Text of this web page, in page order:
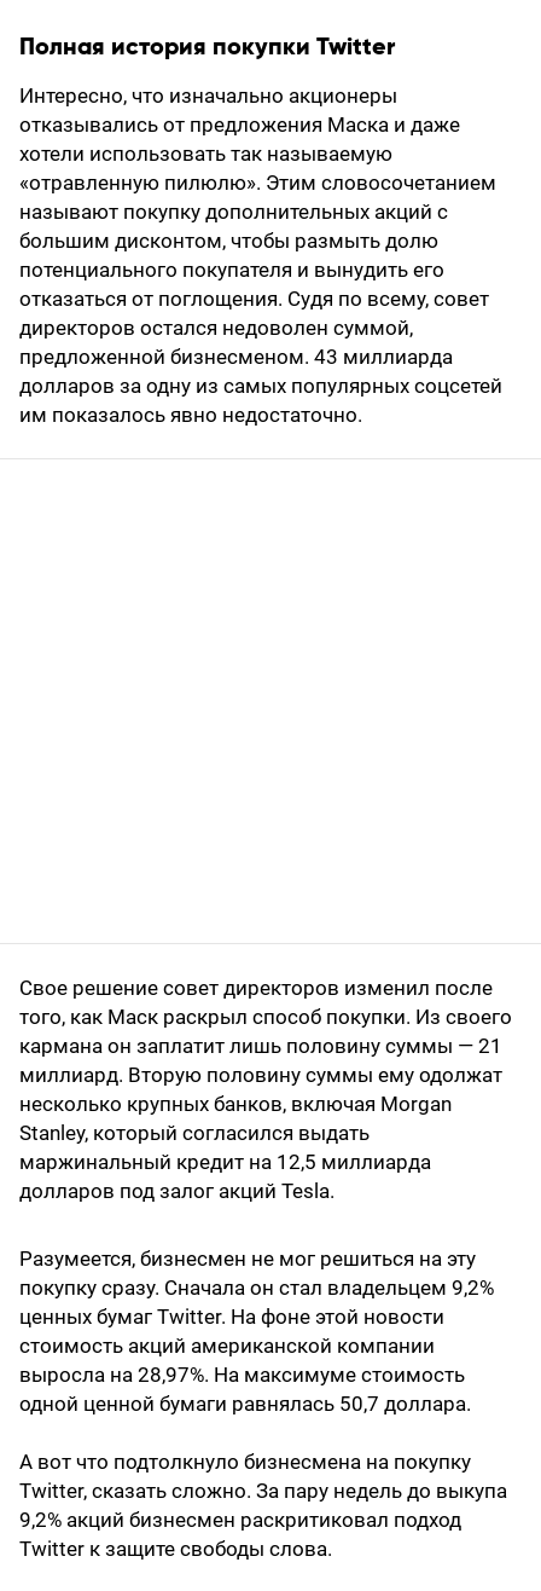
Полная история покупки Twitter
Интересно, что изначально акционеры
отказывались от предложения Маска и даже
хотели использовать так называемую
«отравленную пилюлю». Этим словосочетанием
называют покупку дополнительных акций с
большим дисконтом, чтобы размыть долю
потенциального покупателя и вынудить его
отказаться от поглощения. Судя по всему, совет
директоров остался недоволен суммой,
предложенной бизнесменом. 43 миллиарда
долларов за одну из самых популярных соцсетей
им показалось явно недостаточно.
Свое решение совет директоров изменил после
того, как Маск раскрыл способ покупки. Из своего
кармана он заплатит лишь половину суммы — 21
миллиард. Вторую половину суммы ему одолжат
несколько крупных банков, включая Morgan
Stanley, который согласился выдать
маржинальный кредит на 12,5 миллиарда
долларов под залог акций Tesla.
Разумеется, бизнесмен не мог решиться на эту
покупку сразу. Сначала он стал владельцем 9,2%
ценных бумаг Twitter. На фоне этой новости
стоимость акций американской компании
выросла на 28,97%. На максимуме стоимость
одной ценной бумаги равнялась 50,7 доллара.
А вот что подтолкнуло бизнесмена на покупку
Twitter, сказать сложно. За пару недель до выкупа
9,2% акций бизнесмен раскритиковал подход
Twitter к защите свободы слова.